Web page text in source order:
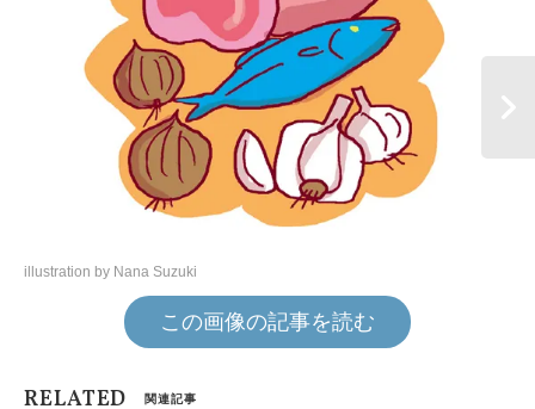
illustration by Nana Suzuki
この画像の記事を読む
RELATED 関連記事